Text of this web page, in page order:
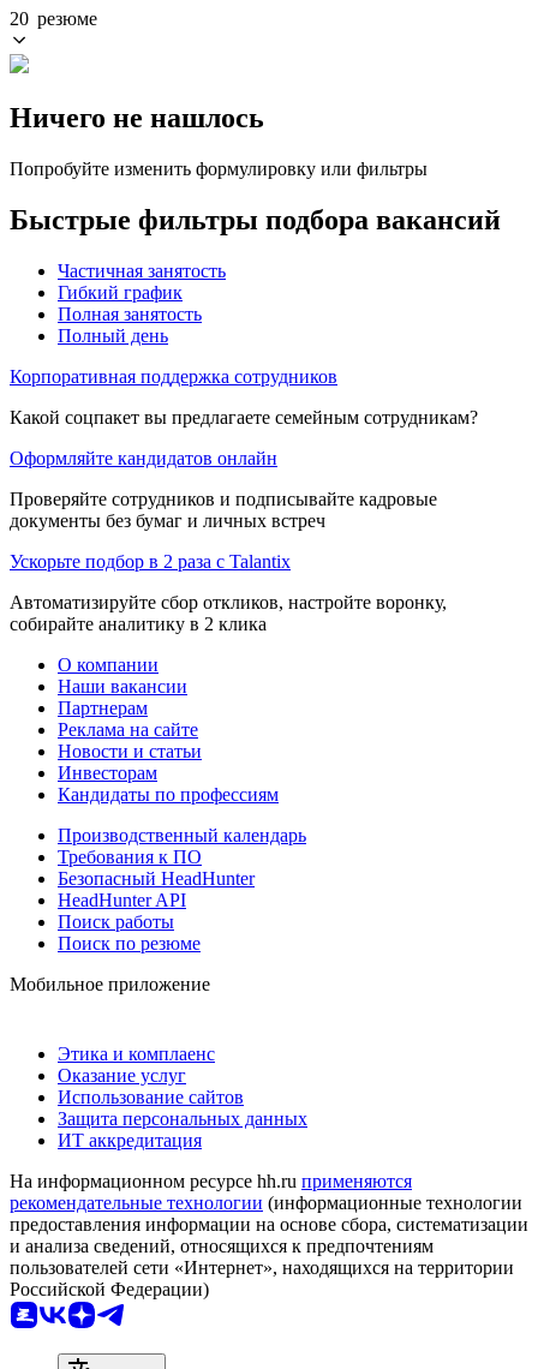
20 резюме
Ничего не нашлось
Попробуйте изменить формулировку или фильтры
Быстрые фильтры подбора вакансий
Частичная занятость
Гибкий график
Полная занятость
Полный день
Корпоративная поддержка сотрудников
Какой соцпакет вы предлагаете семейным сотрудникам?
Оформляйте кандидатов онлайн
Проверяйте сотрудников и подписывайте кадровые
документы без бумаг и личных встреч
Ускорьте подбор в 2 раза с Talantix
Автоматизируйте сбор откликов, настройте воронку,
собирайте аналитику в 2 клика
О компании
Наши вакансии
Партнерам
Реклама на сайте
Новости и статьи
Инвесторам
Кандидаты по профессиям
Производственный календарь
Требования к ПО
Безопасный HeadHunter
HeadHunter API
Поиск работы
Поиск по резюме
Мобильное приложение
Этика и комплаенс
Оказание услуг
Использование сайтов
Защита персональных данных
ИТ аккредитация
На информационном ресурсе hh.ru применяются
рекомендательные технологии (информационные технологии
предоставления информации на основе сбора, систематизации
и анализа сведений, относящихся к предпочтениям
пользователей сети «Интернет», находящихся на территории
Российской Федерации)